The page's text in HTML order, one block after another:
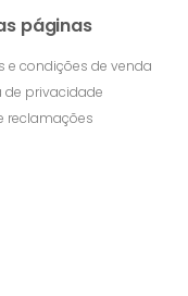
páginas
e condições de venda
de privacidade
reclamações